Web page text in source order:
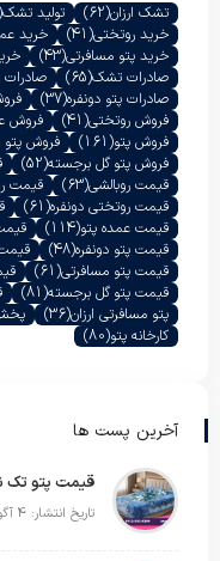
تشک ارزان(62) تولید تشک
خرید روتختی(41) خرید
خرید پتو مسافرتی(43)
صادرات تشک(65)
صادرات پتو دونفره(37)
فروش روتختی(41) فروش
فروش پتو(161) فروش پتو
فروش پتو گل برجسته(52)
قیمت روبالشی(63) قیمت
قیمت روتختی دونفره(61)
قیمت عمده پتو(114)
قیمت پتو دونفره(48)
قیمت پتو مسافرتی(61)
قیمت پتو گل برجسته(81)
پتو مسافرتی ارزان(36)
کارخانه پتو(80)
آخرین پست ها
تاریخ انتشار: 4 آگوست 2026